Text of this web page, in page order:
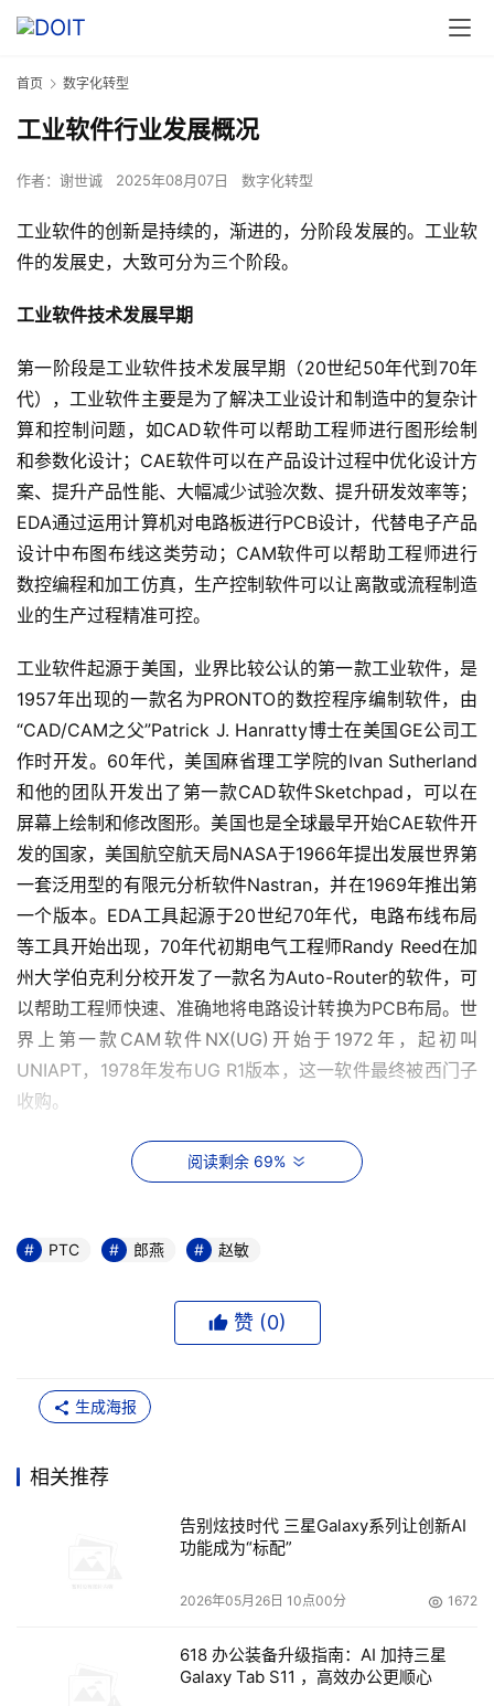
首页 数字化转型
工业软件行业发展概况
作者： 谢世诚 2025年08月07日 数字化转型
工业软件的创新是持续的，渐进的，分阶段发展的。工业软
件的发展史，大致可分为三个阶段。
工业软件技术发展早期
第一阶段是工业软件技术发展早期（20世纪50年代到70年
代），工业软件主要是为了解决工业设计和制造中的复杂计
算和控制问题，如CAD软件可以帮助工程师进行图形绘制
和参数化设计；CAE软件可以在产品设计过程中优化设计方
案、提升产品性能、大幅减少试验次数、提升研发效率等；
EDA通过运用计算机对电路板进行PCB设计，代替电子产品
设计中布图布线这类劳动；CAM软件可以帮助工程师进行
数控编程和加工仿真，生产控制软件可以让离散或流程制造
业的生产过程精准可控。
工业软件起源于美国，业界比较公认的第一款工业软件，是
1957年出现的一款名为PRONTO的数控程序编制软件，由
“CAD/CAM之父”Patrick J. Hanratty博士在美国GE公司工
作时开发。60年代，美国麻省理工学院的Ivan Sutherland
和他的团队开发出了第一款CAD软件Sketchpad，可以在
屏幕上绘制和修改图形。美国也是全球最早开始CAE软件开
发的国家，美国航空航天局NASA于1966年提出发展世界第
一套泛用型的有限元分析软件Nastran，并在1969年推出第
一个版本。EDA工具起源于20世纪70年代，电路布线布局
等工具开始出现，70年代初期电气工程师Randy Reed在加
州大学伯克利分校开发了一款名为Auto-Router的软件，可
以帮助工程师快速、准确地将电路设计转换为PCB布局。世
界上第一款CAM软件NX(UG)开始于1972年，起初叫
UNIAPT，1978年发布UG R1版本，这一软件最终被西门子
收购。
20世纪50年代到70年代诞生了很多知名工业软件，基本上
都是航空、航天军火商或汽车类工业巨头企业根据自己产品
德公司开发的CADAM，美国通用电气公司开发的
CATIA，法国马特拉公司开发的EUCLID，美国NASA支持
开发了I-DEAS，德国大众公司开发了SURF系统；美国福特
等等。多种类型的工业软件都是从工业领域实际需求和应用
工业软件技术进入生产和管理领域时期
第二阶段是工业软件技术进入生产和管理领域时期（20世
代工业却发源于欧洲，这一阶段，欧洲发达的工业化与深厚
一方面，在这一阶段，以工业软件技术发展早期的CAD、
CAE、EDA、CAM等研发设计类工业软件为基础，形成了
阅读剩余 69%
PTC 郎燕 赵敏
赞 (0)
生成海报
相关推荐
告别炫技时代 三星Galaxy系列让创新AI
功能成为“标配”
2026年05月26日 10点00分 1672
618 办公装备升级指南：AI 加持三星
Galaxy Tab S11 ，高效办公更顺心